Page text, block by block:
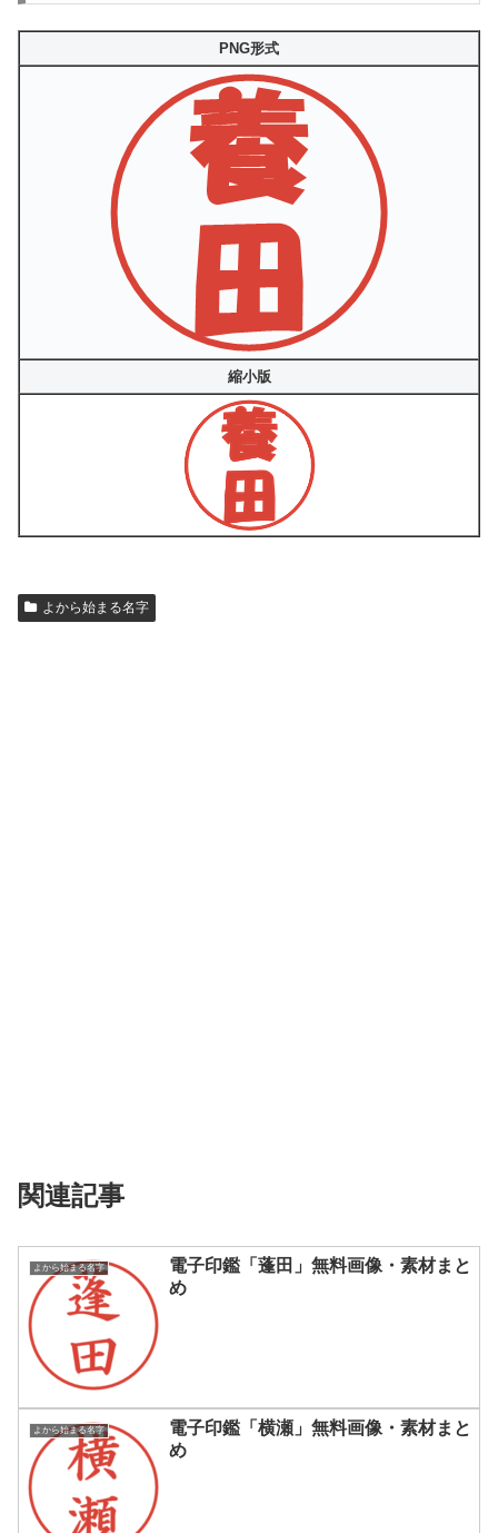
PNG形式
縮小版
よから始まる名字
関連記事
よから始まる名字
電子印鑑「蓬田」無料画像・素材まと
め
よから始まる名字
電子印鑑「横瀬」無料画像・素材まと
め